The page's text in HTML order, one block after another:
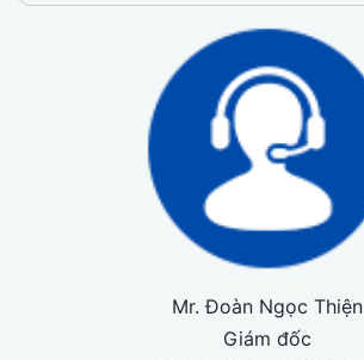
Mr. Đoàn Ngọc Thiện
Giám đốc